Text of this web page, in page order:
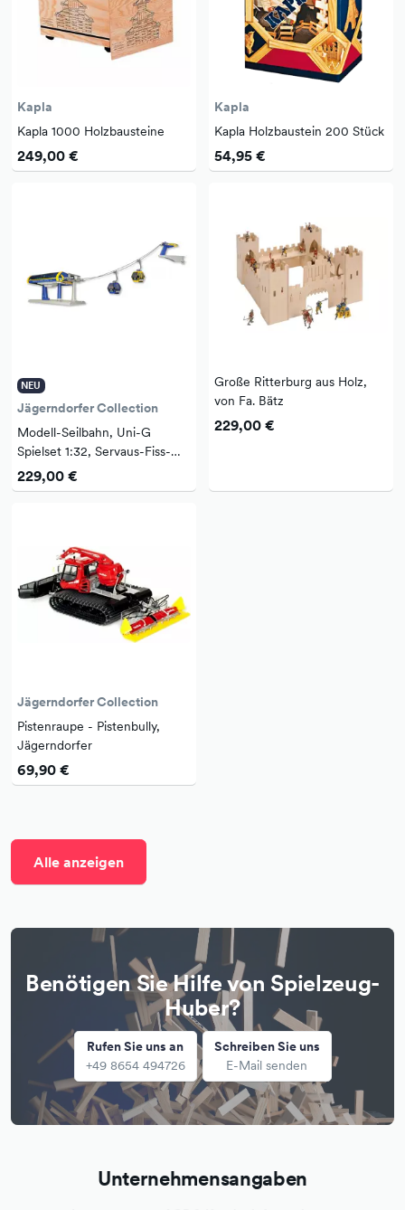
Kapla
Kapla 1000 Holzbausteine
249,00 €
Kapla
Kapla Holzbaustein 200 Stück
54,95 €
NEU
Jägerndorfer Collection
Modell-Seilbahn, Uni-G
Spielset 1:32, Servaus-Fiss-
Ladis, blau-gelb, von
Jägerndorfer
229,00 €
Große Ritterburg aus Holz,
von Fa. Bätz
229,00 €
Jägerndorfer Collection
Pistenraupe - Pistenbully,
Jägerndorfer
69,90 €
Alle anzeigen
Benötigen Sie Hilfe von Spielzeug-
Huber?
Rufen Sie uns an
+49 8654 494726
Schreiben Sie uns
E-Mail senden
Unternehmensangaben